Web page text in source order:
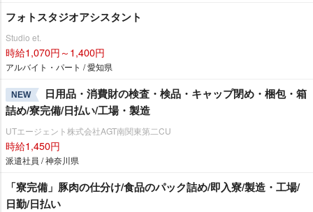
フォトスタジオアシスタント
Studio et.
時給1,070円～1,400円
アルバイト・パート / 愛知県
NEW
日用品・消費財の検査・検品・キャップ閉め・梱包・箱
詰め/寮完備/日払い/工場・製造
UTエージェント株式会社AGT南関東第二CU
時給1,450円
派遣社員 / 神奈川県
「寮完備」豚肉の仕分け/食品のパック詰め/即入寮/製造・工場/
日勤/日払い